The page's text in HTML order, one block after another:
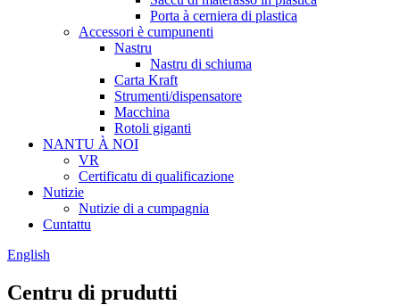
Porta à cerniera di plastica
Accessori è cumpunenti
Nastru
Nastru di schiuma
Carta Kraft
Strumenti/dispensatore
Macchina
Rotoli giganti
NANTU À NOI
VR
Certificatu di qualificazione
Nutizie
Nutizie di a cumpagnia
Cuntattu
English
Centru di prudutti